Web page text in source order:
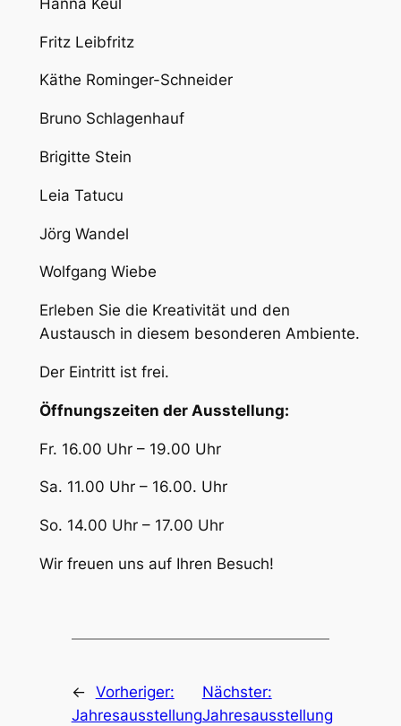
Fritz Leibfritz
Käthe Rominger-Schneider
Bruno Schlagenhauf
Brigitte Stein
Leia Tatucu
Jörg Wandel
Wolfgang Wiebe
Erleben Sie die Kreativität und den
Austausch in diesem besonderen Ambiente.
Der Eintritt ist frei.
Öffnungszeiten der Ausstellung:
Fr. 16.00 Uhr – 19.00 Uhr
Sa. 11.00 Uhr – 16.00. Uhr
So. 14.00 Uhr – 17.00 Uhr
Wir freuen uns auf Ihren Besuch!
← Vorheriger:
Jahresausstellung
Nächster:
Jahresausstellung